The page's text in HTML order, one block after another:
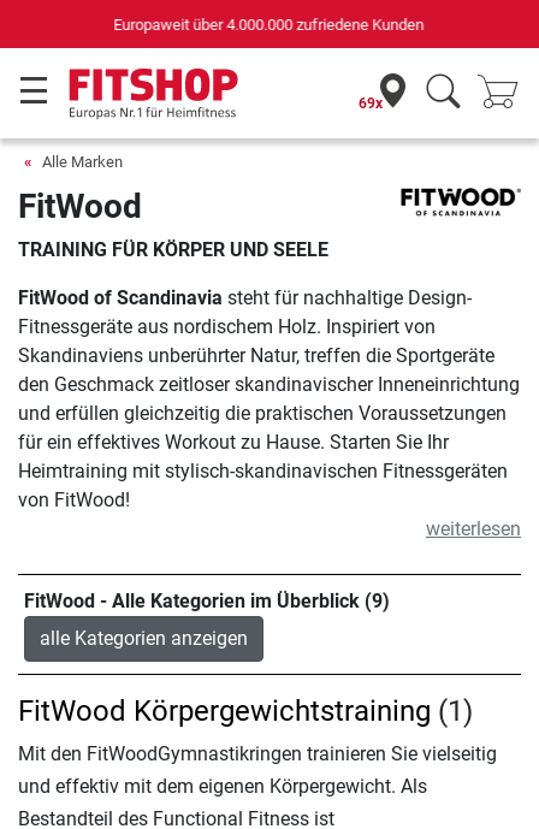
für Sportgeräte (n-tv+DISQ 2016-2024)
69x
Alle Marken
FitWood
TRAINING FÜR KÖRPER UND SEELE
FitWood of Scandinavia steht für nachhaltige Design-
Fitnessgeräte aus nordischem Holz. Inspiriert von
Skandinaviens unberührter Natur, treffen die Sportgeräte
den Geschmack zeitloser skandinavischer Inneneinrichtung
und erfüllen gleichzeitig die praktischen Voraussetzungen
für ein effektives Workout zu Hause. Starten Sie Ihr
Heimtraining mit stylisch-skandinavischen Fitnessgeräten
von FitWood!
weiterlesen
FitWood - Alle Kategorien im Überblick (9)
alle Kategorien anzeigen
FitWood Körpergewichtstraining (1)
Mit den FitWoodGymnastikringen trainieren Sie vielseitig
und effektiv mit dem eigenen Körpergewicht. Als
Bestandteil des Functional Fitness ist